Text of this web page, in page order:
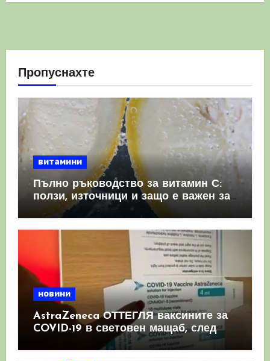
Пропуснахте
витамини
Пълно ръководство за витамин С:
ползи, източници и защо е важен за
имунната система
новини
AstraZeneca ОТТЕГЛЯ ваксините за
COVID-19 в световен мащаб, след
като призна, че те причиняват
КРЪВНИ съсиреци